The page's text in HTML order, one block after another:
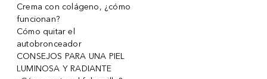
Crema con colágeno, ¿cómo
funcionan?
Cómo quitar el
autobronceador
CONSEJOS PARA UNA PIEL
LUMINOSA Y RADIANTE